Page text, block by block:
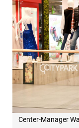
Center-Manager